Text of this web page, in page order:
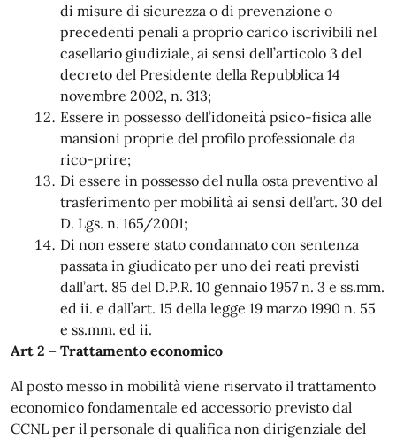
di misure di sicurezza o di prevenzione o
precedenti penali a proprio carico iscrivibili nel
casellario giudiziale, ai sensi dell’articolo 3 del
decreto del Presidente della Repubblica 14
novembre 2002, n. 313;
Essere in possesso dell’idoneità psico-fisica alle
mansioni proprie del profilo professionale da
rico-prire;
Di essere in possesso del nulla osta preventivo al
trasferimento per mobilità ai sensi dell’art. 30 del
D. Lgs. n. 165/2001;
Di non essere stato condannato con sentenza
passata in giudicato per uno dei reati previsti
dall’art. 85 del D.P.R. 10 gennaio 1957 n. 3 e ss.mm.
ed ii. e dall’art. 15 della legge 19 marzo 1990 n. 55
e ss.mm. ed ii.
Art 2 – Trattamento economico
Al posto messo in mobilità viene riservato il trattamento
economico fondamentale ed accessorio previsto dal
CCNL per il personale di qualifica non dirigenziale del